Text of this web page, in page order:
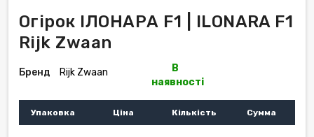
Огірок ІЛОНАРА F1 | ILONARA F1
Rijk Zwaan
Бренд Rijk Zwaan
В
наявності
Упаковка Ціна Кількість Сумма